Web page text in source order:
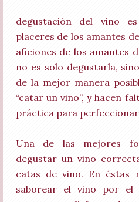
degustación del vino
placeres de los amantes
aficiones de los amantes
no es solo degustarla,
de la mejor manera
“catar un vino”, y hacen
práctica para
Una de las mejores
degustar un vino
catas de vino. En éstas
saborear el vino por el